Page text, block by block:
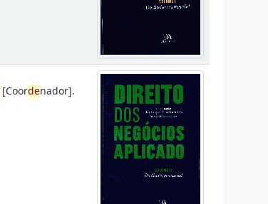
[Coordenador].